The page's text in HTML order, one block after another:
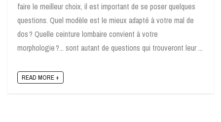
faire le meilleur choix, il est important de se poser quelques
questions. Quel modèle est le mieux adapté à votre mal de
dos ? Quelle ceinture lombaire convient à votre
morphologie ?... sont autant de questions qui trouveront leur ...
READ MORE +